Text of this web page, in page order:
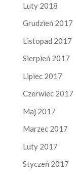
Luty 2018
Grudzień 2017
Listopad 2017
Sierpień 2017
Lipiec 2017
Czerwiec 2017
Maj 2017
Marzec 2017
Luty 2017
Styczeń 2017